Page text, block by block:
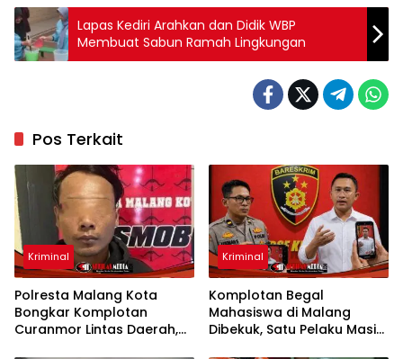
Lapas Kediri Arahkan dan Didik WBP
Membuat Sabun Ramah Lingkungan
Pos Terkait
Kriminal
Polresta Malang Kota
Bongkar Komplotan
Curanmor Lintas Daerah,
Kriminal
Komplotan Begal
Mahasiswa di Malang
Dibekuk, Satu Pelaku Masih